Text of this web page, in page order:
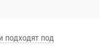
подходят под